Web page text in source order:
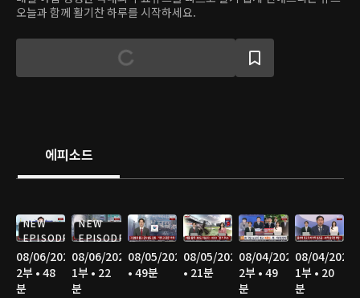
오늘과 함께 활기찬 하루를 시작하세요.
에피소드
NEW
EPISODE
08/06/2026
2부 • 48
분
NEW
EPISODE
08/06/2026
1부 • 22
분
08/05/2026
• 49분
08/05/2026
• 21분
08/04/2026
2부 • 49
분
08/04/2026
1부 • 20
분